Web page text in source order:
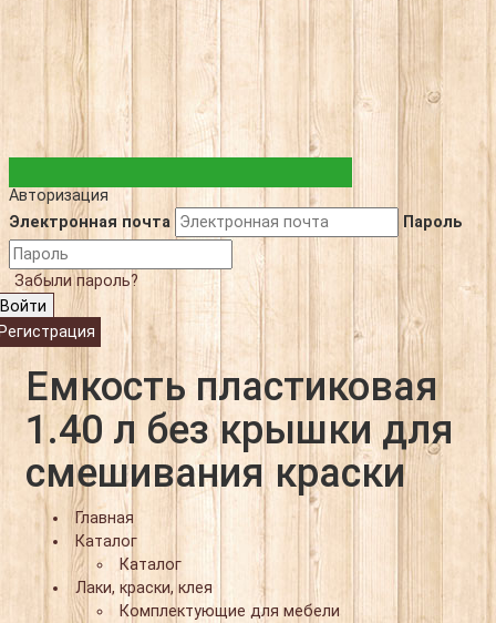
Авторизация
Электронная почта
Пароль
Забыли пароль?
Войти
Емкость пластиковая
1.40 л без крышки для
смешивания краски
Главная
Каталог
Каталог
Лаки, краски, клея
Комплектующие для мебели